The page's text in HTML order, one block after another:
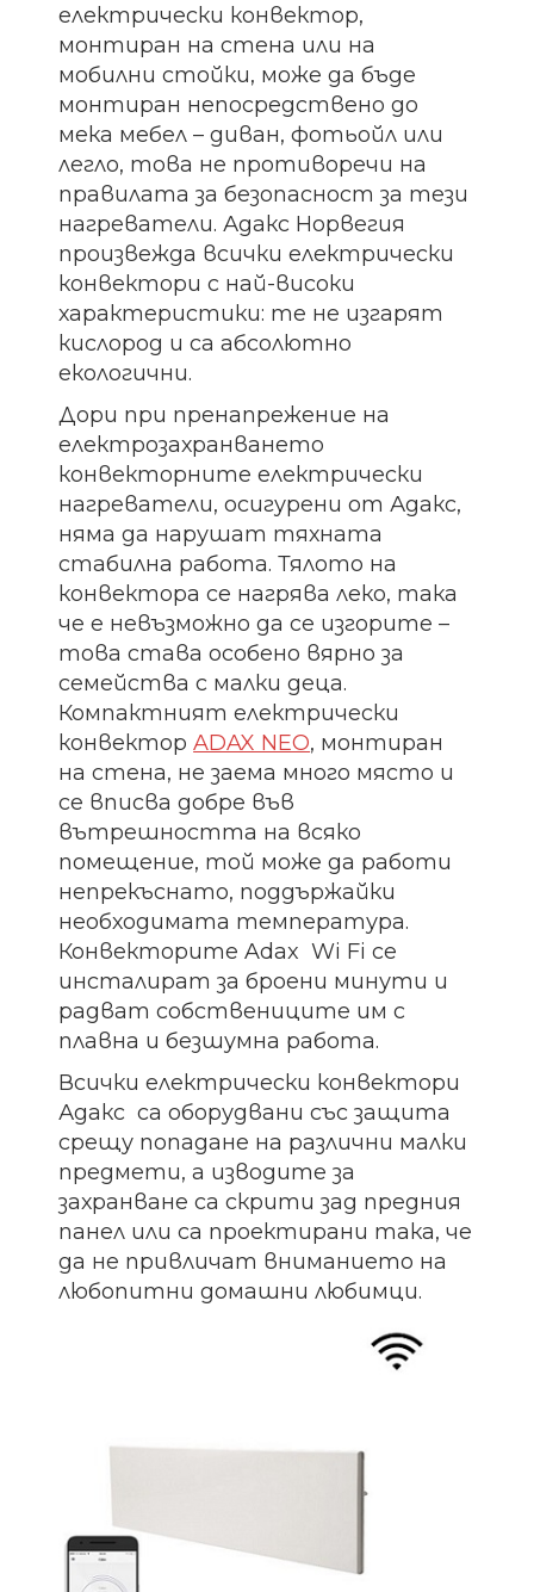
електрически конвектор,
монтиран на стена или на
мобилни стойки, може да бъде
монтиран непосредствено до
мека мебел – диван, фотьойл или
легло, това не противоречи на
правилата за безопасност за тези
нагреватели. Адакс Норвегия
произвежда всички електрически
конвектори с най-високи
характеристики: те не изгарят
кислород и са абсолютно
екологични.
Дори при пренапрежение на
електрозахранването
конвекторните електрически
нагреватели, осигурени от Адакс,
няма да нарушат тяхната
стабилна работа. Тялото на
конвектора се нагрява леко, така
че е невъзможно да се изгорите –
това става особено вярно за
семейства с малки деца.
Компактният електрически
конвекторADAX NEO, монтиран
на стена, не заема много място и
се вписва добре във
вътрешността на всяко
помещение, той може да работи
непрекъснато, поддържайки
необходимата температура.
Конвекторите Adax Wi Fi се
инсталират за броени минути и
радват собствениците им с
плавна и безшумна работа.
Всички електрически конвектори
Адакс са оборудвани със защита
срещу попадане на различни малки
предмети, а изводите за
захранване са скрити зад предния
панел или са проектирани така, че
да не привличат вниманието на
любопитни домашни любимци.